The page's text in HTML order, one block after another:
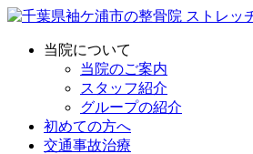
当院について
当院のご案内
スタッフ紹介
グループの紹介
初めての方へ
交通事故治療